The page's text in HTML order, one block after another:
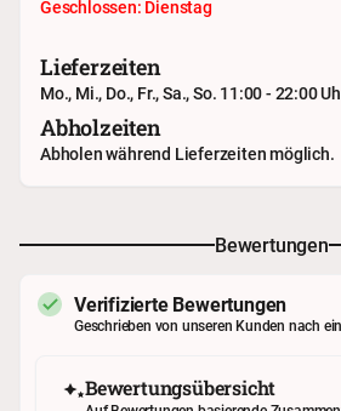
Geschlossen: Dienstag
Lieferzeiten
Mo., Mi., Do., Fr., Sa., So. 11:00 - 22:00
Abholzeiten
Abholen während Lieferzeiten möglich.
Bewertungen
Verifizierte Bewertungen
Geschrieben von unseren Kunden nach
Bewertungsübersicht